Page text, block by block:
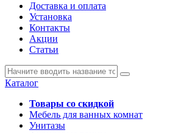
Доставка и оплата
Установка
Контакты
Акции
Статьи
Каталог
Товары со скидкой
Мебель для ванных комнат
Унитазы